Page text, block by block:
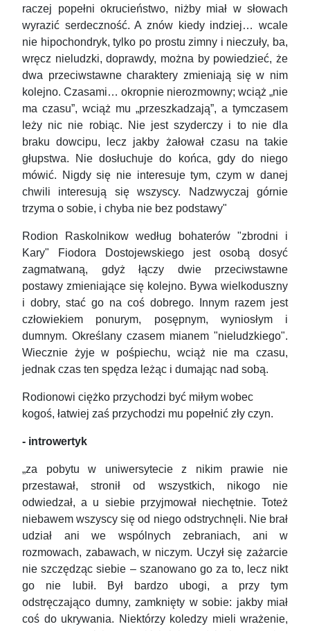
raczej popełni okrucieństwo, niżby miał w słowach
wyrazić serdeczność. A znów kiedy indziej… wcale
nie hipochondryk, tylko po prostu zimny i nieczuły, ba,
wręcz nieludzki, doprawdy, można by powiedzieć, że
dwa przeciwstawne charaktery zmieniają się w nim
kolejno. Czasami… okropnie nierozmowny; wciąż „nie
ma czasu”, wciąż mu „przeszkadzają”, a tymczasem
leży nic nie robiąc. Nie jest szyderczy i to nie dla
braku dowcipu, lecz jakby żałował czasu na takie
głupstwa. Nie dosłuchuje do końca, gdy do niego
mówić. Nigdy się nie interesuje tym, czym w danej
chwili interesują się wszyscy. Nadzwyczaj górnie
trzyma o sobie, i chyba nie bez podstawy"
Rodion Raskolnikow według bohaterów "zbrodni i
Kary" Fiodora Dostojewskiego jest osobą dosyć
zagmatwaną, gdyż łączy dwie przeciwstawne
postawy zmieniające się kolejno. Bywa wielkoduszny
i dobry, stać go na coś dobrego. Innym razem jest
człowiekiem ponurym, posępnym, wyniosłym i
dumnym. Określany czasem mianem "nieludzkiego".
Wiecznie żyje w pośpiechu, wciąż nie ma czasu,
jednak czas ten spędza leżąc i dumając nad sobą.
Rodionowi ciężko przychodzi być miłym wobec
kogoś, łatwiej zaś przychodzi mu popełnić zły czyn.
- introwertyk
„za pobytu w uniwersytecie z nikim prawie nie
przestawał, stronił od wszystkich, nikogo nie
odwiedzał, a u siebie przyjmował niechętnie. Toteż
niebawem wszyscy się od niego odstrychnęli. Nie brał
udział ani we wspólnych zebraniach, ani w
rozmowach, zabawach, w niczym. Uczył się zażarcie
nie szczędząc siebie – szanowano go za to, lecz nikt
go nie lubił. Był bardzo ubogi, a przy tym
odstręczająco dumny, zamknięty w sobie: jakby miał
coś do ukrywania. Niektórzy koledzy mieli wrażenie,